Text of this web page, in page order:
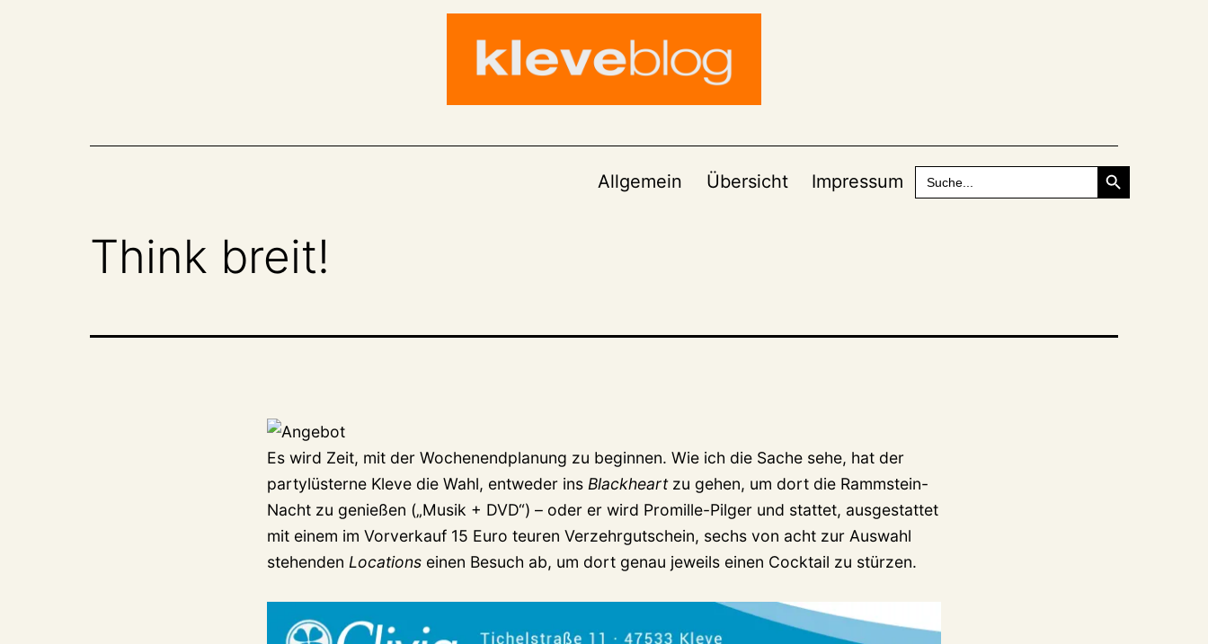
Allgemein Übersicht Impressum
Search
for:
Search Button
Think breit!
Es wird Zeit, mit der Wochenendplanung zu beginnen. Wie ich die Sache sehe, hat der
partylüsterne Kleve die Wahl, entweder ins Blackheartzu gehen, um dort die Rammstein-
Nacht zu genießen („Musik + DVD“) – oder er wird Promille-Pilger und stattet, ausgestattet
mit einem im Vorverkauf 15 Euro teuren Verzehrgutschein, sechs von acht zur Auswahl
stehenden Locations einen Besuch ab, um dort genau jeweils einen Cocktail zu stürzen.